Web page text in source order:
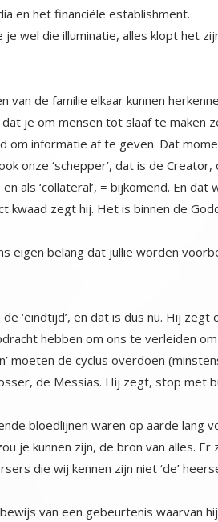
en het financiële establishment.
je wel die illuminatie, alles klopt het
van de familie elkaar kunnen
je om mensen tot slaaf te maken
om informatie af te geven. Dat
onze ‘schepper’, dat is de
als ‘collateral’, = bijkomend. En
kwaad zegt hij. Het is binnen de
eigen belang dat jullie worden
de ‘eindtijd’, en dat is dus nu. Hij
hebben om ons te verleiden
moeten de cyclus overdoen
de Messias. Hij zegt, stop met
bloedlijnen waren op aarde lang
je kunnen zijn, de bron van alles.
die wij kennen zijn niet ‘de’
van een gebeurtenis waarvan
Met bail-outs en rescue
bepaald door de tijdlijnen en door